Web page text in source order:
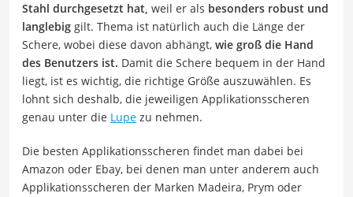
Stahl durchgesetzt hat, weil er als besonders robust und
langlebig gilt. Thema ist natürlich auch die Länge der
Schere, wobei diese davon abhängt, wie groß die Hand
des Benutzers ist. Damit die Schere bequem in der Hand
liegt, ist es wichtig, die richtige Größe auszuwählen. Es
lohnt sich deshalb, die jeweiligen Applikationsscheren
genau unter die Lupe zu nehmen.
Die besten Applikationsscheren findet man dabei bei
Amazon oder Ebay, bei denen man unter anderem auch
Applikationsscheren der Marken Madeira, Prym oder